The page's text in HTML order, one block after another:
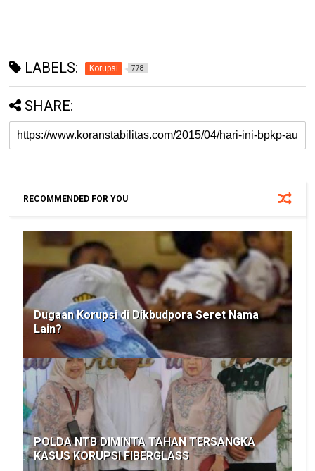
LABELS: Korupsi 778
SHARE:
RECOMMENDED FOR YOU
Dugaan Korupsi di Dikbudpora Seret Nama
Lain?
POLDA NTB DIMINTA TAHAN TERSANGKA
KASUS KORUPSI FIBERGLASS